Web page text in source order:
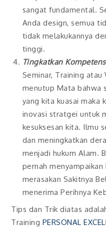
sangat fundamental.
Anda design, semua
tidak melakukannya
tinggi.
Tingkatkan
Seminar, Training
menutup Mata bahwa
yang kita kuasai maka
inovasi stratgei untuk
kesuksesan kita. Ilmu
dan meningkatkan
menjadi hukum Alam.
pernah menyampaikan
merasakan Sakitnya
menerima Perihnya
Tips dan Trik diatas
Training PERSONAL